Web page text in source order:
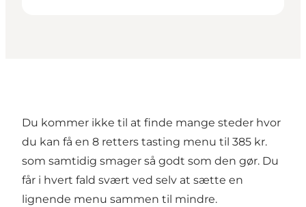
Du kommer ikke til at finde mange steder hvor
du kan få en 8 retters tasting menu til 385 kr.
som samtidig smager så godt som den gør. Du
får i hvert fald svært ved selv at sætte en
lignende menu sammen til mindre.